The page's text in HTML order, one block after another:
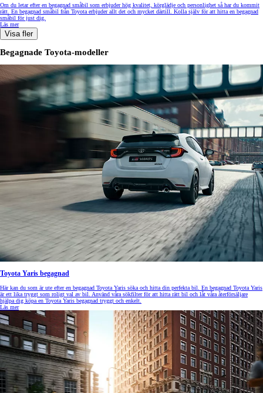
Om du letar efter en begagnad småbil som erbjuder hög kvalitet, körglädje och personlighet så har du kommit
rätt. En begagnad småbil från Toyota erbjuder allt det och mycket därtill. Kolla själv för att hitta en begagnad
småbil för just dig.
Läs mer
Visa fler
Begagnade Toyota-modeller
Toyota Yaris begagnad
Här kan du som är ute efter en begagnad Toyota Yaris söka och hitta din perfekta bil. En begagnad Toyota Yaris
är ett lika tryggt som roligt val av bil. Använd våra sökfilter för att hitta rätt bil och låt våra återförsäljare
hjälpa dig köpa en Toyota Yaris begagnad tryggt och enkelt.
Läs mer